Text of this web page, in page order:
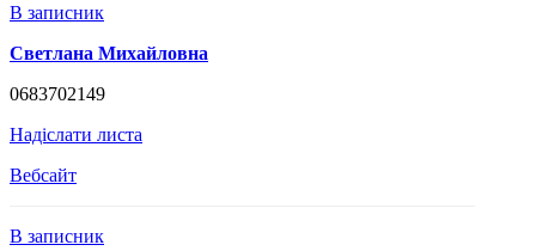
В записник
Светлана Михайловна
0683702149
Надіслати листа
Вебсайт
В записник